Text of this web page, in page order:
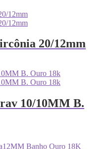
20/12mm
10/10MM B.